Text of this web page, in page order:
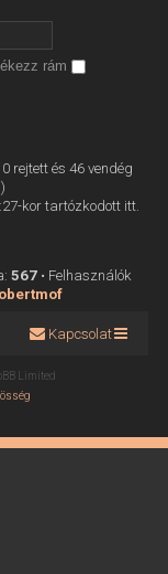
rám
rejtett és 46 vendég
kor tartózkodott itt.
567• Felhasználók
Kapcsolat
Limited